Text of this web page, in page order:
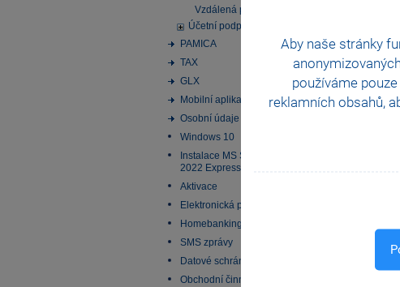
Aby naše stránky
používáme
reklamních obsahů,
Vzdálená plocha
Účetní podpora
PAMICA
TAX
GLX
Mobilní aplikace
Osobní údaje
Windows 10
Instalace MS SQL Server
2022 Express
Aktivace
Elektronická podání
Homebanking
SMS zprávy
Datové schránky
Obchodní činnost